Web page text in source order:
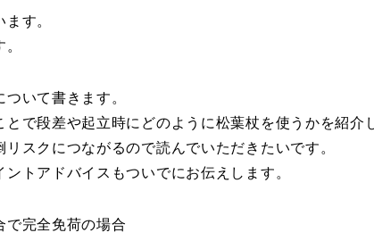
す。
いて書きます。
とで段差や起立時にどのように松葉杖を使うかを紹介
リスクにつながるので読んでいただきたいです。
ントアドバイスもついでにお伝えします。
で完全免荷の場合